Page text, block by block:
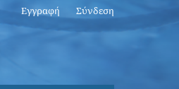
Εγγραφή Σύνδεση